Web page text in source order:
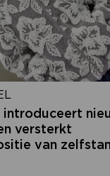
versterkt
van